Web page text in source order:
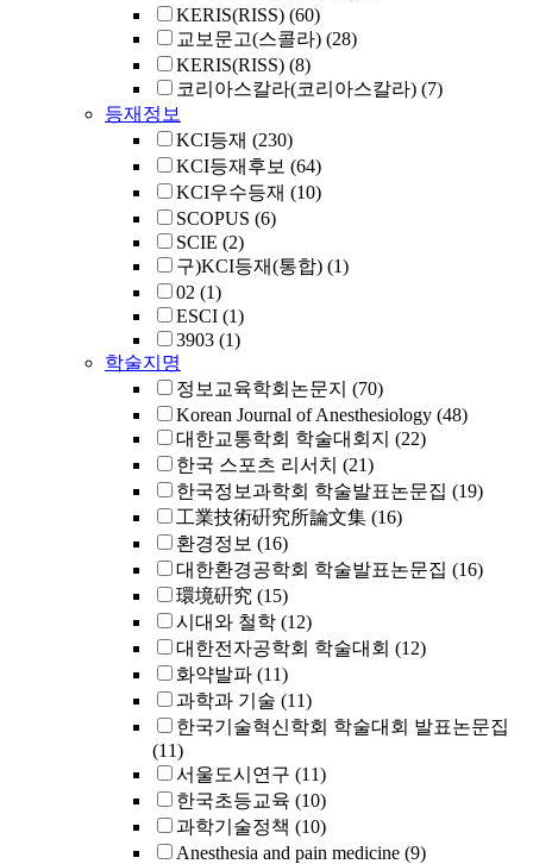
KERIS(RISS) (60)
교보문고(스콜라) (28)
KERIS(RISS) (8)
코리아스칼라(코리아스칼라) (7)
등재정보
KCI등재 (230)
KCI등재후보 (64)
KCI우수등재 (10)
SCOPUS (6)
SCIE (2)
구)KCI등재(통합) (1)
02 (1)
ESCI (1)
3903 (1)
학술지명
정보교육학회논문지 (70)
Korean Journal of Anesthesiology (48)
대한교통학회 학술대회지 (22)
한국 스포츠 리서치 (21)
한국정보과학회 학술발표논문집 (19)
工業技術硏究所論文集 (16)
환경정보 (16)
대한환경공학회 학술발표논문집 (16)
環境硏究 (15)
시대와 철학 (12)
대한전자공학회 학술대회 (12)
화약발파 (11)
과학과 기술 (11)
한국기술혁신학회 학술대회 발표논문집
(11)
서울도시연구 (11)
한국초등교육 (10)
과학기술정책 (10)
Anesthesia and pain medicine (9)